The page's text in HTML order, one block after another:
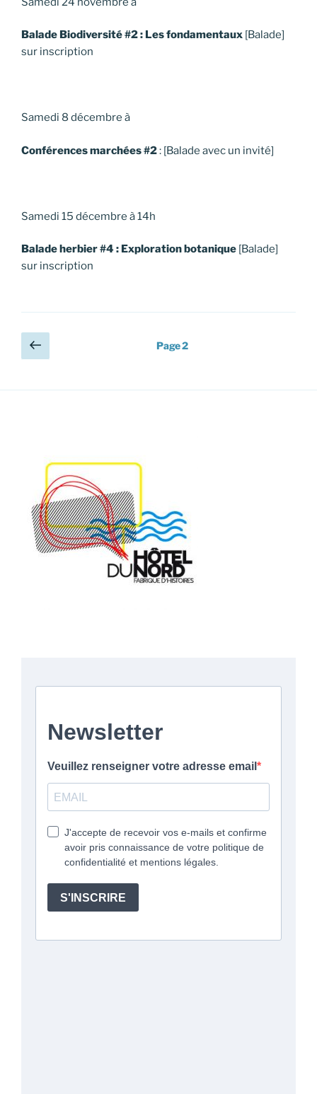
Balade Biodiversité #2 : Les fondamentaux [Balade]
sur inscription
Samedi 8 décembre à
Conférences marchées #2: [Balade avec un invité]
Samedi 15 décembre à 14h
Balade herbier #4 : Exploration botanique [Balade]
sur inscription
Pagination
des
Page
précédente
Page2